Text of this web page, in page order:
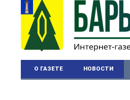
О ГАЗЕТЕ НОВОСТИ